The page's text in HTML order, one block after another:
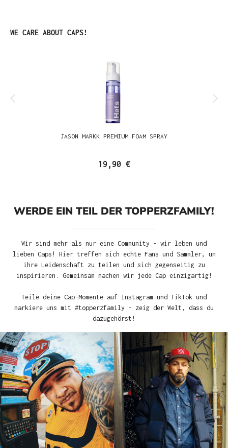
Produktgalerie überspringen
WE CARE ABOUT CAPS!
JASON MARKK PREMIUM FOAM SPRAY
19,90 €
WERDE EIN TEIL DER TOPPERZFAMILY!
Wir sind mehr als nur eine Community – wir leben und
lieben Caps! Hier treffen sich echte Fans und Sammler, um
ihre Leidenschaft zu teilen und sich gegenseitig zu
inspirieren. Gemeinsam machen wir jede Cap einzigartig!
Teile deine Cap-Momente auf Instagram und TikTok und
markiere uns mit #topperzfamily – zeig der Welt, dass du
dazugehörst!